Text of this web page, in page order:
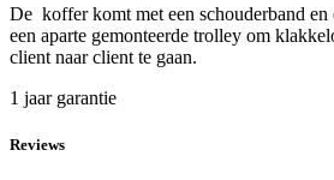
De koffer komt met een schouderband en
een aparte gemonteerde trolley om
client naar client te gaan.
1 jaar garantie
Reviews